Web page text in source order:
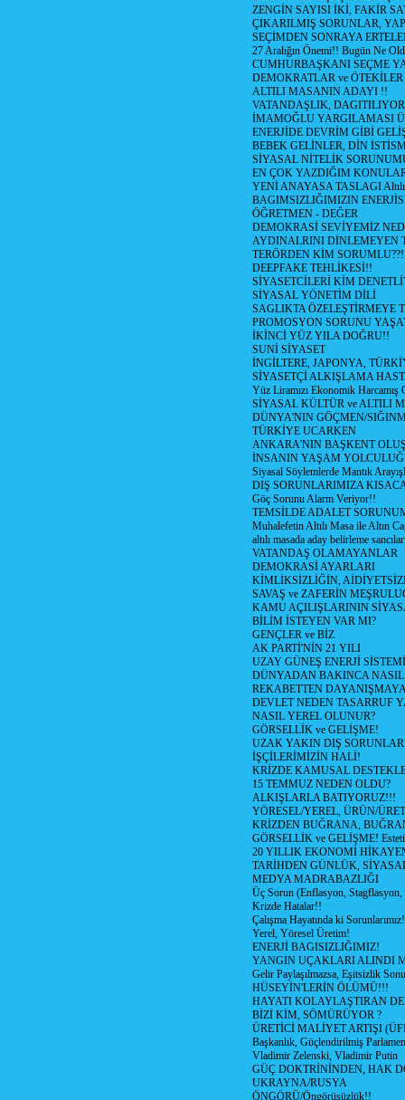
ZENGİN SAYISI İKİ, FAKİR
ÇIKARILMIŞ SORUNLAR,
SEÇİMDEN SONRAYA
27 Aralığın Önemi!! Bugün Ne
CUMHURBAŞKANI SEÇME
DEMOKRATLAR ve ÖTEKİLER
ALTILI MASANIN ADAYI !!
VATANDAŞLIK,
İMAMOĞLU YARGILAMASI
ENERJİDE DEVRİM GİBİ
BEBEK GELİNLER, DİN
SİYASAL NİTELİK
EN ÇOK YAZDIĞIM
YENİ ANAYASA TASLAGI Altılı
BAGIMSIZLIĞIMIZIN
ÖĞRETMEN - DEĞER
DEMOKRASİ SEVİYEMİZ
AYDINALRINI DİNLEMEYEN
TERÖRDEN KİM
DEEPFAKE TEHLİKESİ!!
SİYASETCİLERİ KİM
SİYASAL YÖNETİM DİLİ
SAGLIKTA ÖZELEŞTİRMEYE
PROMOSYON SORUNU
İKİNCİ YÜZ YILA DOĞRU!!
SUNİ SİYASET
İNGİLTERE, JAPONYA,
SİYASETÇİ ALKIŞLAMA
Yüz Liramızı Ekonomik Harcamış
SİYASAL KÜLTÜR ve ALTILI
DÜNYA'NIN GÖÇMEN/
TÜRKİYE UCARKEN
ANKARA'NIN BAŞKENT
İNSANIN YAŞAM
Siyasal Söylemlerde Mantık
DIŞ SORUNLARIMIZA
Göç Sorunu Alarm Veriyor!!
TEMSİLDE ADALET
Muhalefetin Altılı Masa ile Altın
altılı masada aday belirleme
VATANDAŞ OLAMAYANLAR
DEMOKRASİ AYARLARI
KİMLİKSİZLİĞİN,
SAVAŞ ve ZAFERİN
KAMU AÇILIŞLARININ
BİLİM İSTEYEN VAR MI?
GENÇLER ve BİZ
AK PARTİ'NİN 21 YILI
UZAY GÜNEŞ ENERJİ SİSTEMİ
DÜNYADAN BAKINCA
REKABETTEN
DEVLET NEDEN TASARRUF
NASIL YEREL OLUNUR?
GÖRSELLİK ve GELİŞME!
UZAK YAKIN DIŞ
İŞÇİLERİMİZİN HALİ!
KRİZDE KAMUSAL
15 TEMMUZ NEDEN OLDU?
ALKIŞLARLA BATIYORUZ!!!
YÖRESEL/YEREL, ÜRÜN/
KRİZDEN BUĞRANA,
GÖRSELLİK ve GELİŞME!
20 YILLIK EKONOMİ
TARİHDEN GÜNLÜK,
MEDYA MADRABAZLIĞI
Üç Sorun (Enflasyon, Stagflasyon,
Krizde Hatalar!!
Çalışma Hayatında ki
Yerel, Yöresel Üretim!
ENERJİ BAGISIZLIĞIMIZ!
YANGIN UÇAKLARI ALINDI
Gelir Paylaşılmazsa, Eşitsizlik
HÜSEYİN'LERİN ÖLÜMÜ!!!
HAYATI KOLAYLAŞTIRAN
BİZİ KİM, SÖMÜRÜYOR ?
ÜRETİCİ MALİYET ARTIŞI
Başkanlık, Güçlendirilmiş
Vladimir Zelenski, Vladimir Putin
GÜÇ DOKTRİNİNDEN, HAK
UKRAYNA/RUSYA
ÖNGÖRÜ/Öngörüsüzlük!!